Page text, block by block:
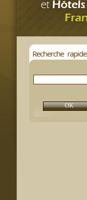
Recherche rapide